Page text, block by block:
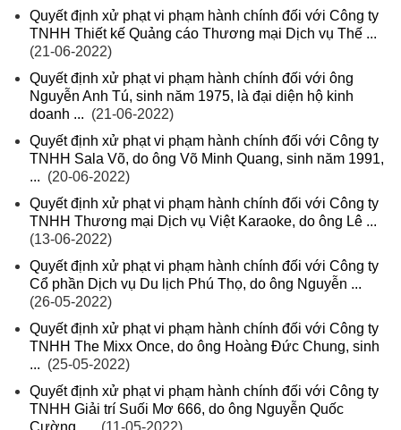
Quyết định xử phạt vi phạm hành chính đối với Công ty
TNHH Thiết kế Quảng cáo Thương mại Dịch vụ Thế ...
(21-06-2022)
Quyết định xử phạt vi phạm hành chính đối với ông
Nguyễn Anh Tú, sinh năm 1975, là đại diện hộ kinh
doanh ... (21-06-2022)
Quyết định xử phạt vi phạm hành chính đối với Công ty
TNHH Sala Võ, do ông Võ Minh Quang, sinh năm 1991,
... (20-06-2022)
Quyết định xử phạt vi phạm hành chính đối với Công ty
TNHH Thương mại Dịch vụ Việt Karaoke, do ông Lê ...
(13-06-2022)
Quyết định xử phạt vi phạm hành chính đối với Công ty
Cổ phần Dịch vụ Du lịch Phú Thọ, do ông Nguyễn ...
(26-05-2022)
Quyết định xử phạt vi phạm hành chính đối với Công ty
TNHH The Mixx Once, do ông Hoàng Đức Chung, sinh
... (25-05-2022)
Quyết định xử phạt vi phạm hành chính đối với Công ty
TNHH Giải trí Suối Mơ 666, do ông Nguyễn Quốc
Cường, ...
(11-05-2022)